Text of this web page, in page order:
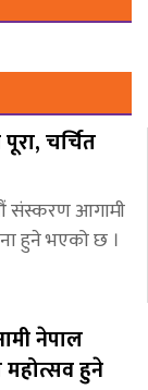
चर्चित
संस्करण आगामी
हुने भएको छ ।
नेपाल
महोत्सव हुने